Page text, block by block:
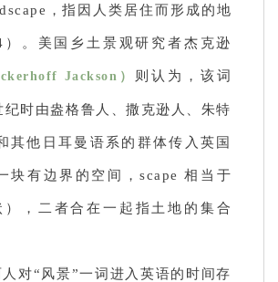
，指因人类居住而形成的地
。美国乡土景观研究者杰克逊
Jackson） 则认为，该词
时由盎格鲁人、撒克逊人、朱特
其他日耳曼语系的群体传入英国
块有边界的空间，scape 相当于
），二者合在一起指土地的集合
“风景”一词进入英语的时间存